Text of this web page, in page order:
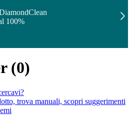
100%
(0)
trova manuali, scopri suggerimenti